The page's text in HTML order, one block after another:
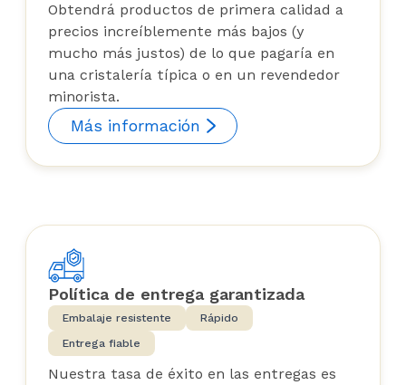
Obtendrá productos de primera calidad a
precios increíblemente más bajos (y
mucho más justos) de lo que pagaría en
una cristalería típica o en un revendedor
minorista.
Más información
Política de entrega garantizada
Embalaje resistente
Rápido
Entrega fiable
Nuestra tasa de éxito en las entregas es